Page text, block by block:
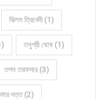
ঝিলম ত্রিবেদী (1)
তনুশ্রী ঘোষ (1)
তপন তরফদার (3)
দত্ত (2)